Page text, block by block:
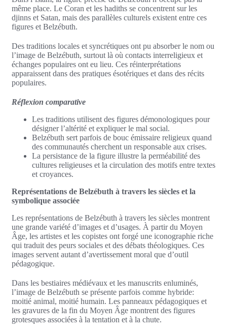
même place. Le Coran et les hadiths se concentrent sur les
djinns et Satan, mais des parallèles culturels existent entre ces
figures et Belzébuth.
Des traditions locales et syncrétiques ont pu absorber le nom ou
l’image de Belzébuth, surtout là où contacts interreligieux et
échanges populaires ont eu lieu. Ces réinterprétations
apparaissent dans des pratiques ésotériques et dans des récits
populaires.
Réflexion comparative
Les traditions utilisent des figures démonologiques pour
désigner l’altérité et expliquer le mal social.
Belzébuth sert parfois de bouc émissaire religieux quand
des communautés cherchent un responsable aux crises.
La persistance de la figure illustre la perméabilité des
cultures religieuses et la circulation des motifs entre textes
et croyances.
Représentations de Belzébuth à travers les siècles et la
symbolique associée
Les représentations de Belzébuth à travers les siècles montrent
une grande variété d’images et d’usages. À partir du Moyen
Âge, les artistes et les copistes ont forgé une iconographie riche
qui traduit des peurs sociales et des débats théologiques. Ces
images servent autant d’avertissement moral que d’outil
pédagogique.
Dans les bestiaires médiévaux et les manuscrits enluminés,
l’image de Belzébuth se présente parfois comme hybride:
moitié animal, moitié humain. Les panneaux pédagogiques et
les gravures de la fin du Moyen Âge montrent des figures
grotesques associées à la tentation et à la chute.